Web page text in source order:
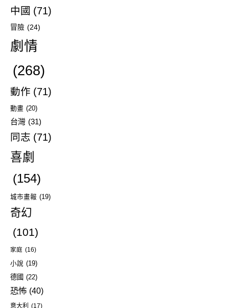
中國 (71)
冒險 (24)
劇情
(268)
動作 (71)
動畫 (20)
台灣 (31)
同志 (71)
喜劇
(154)
城市畫報 (19)
奇幻
(101)
家庭 (16)
小說 (19)
德國 (22)
恐怖 (40)
意大利 (17)